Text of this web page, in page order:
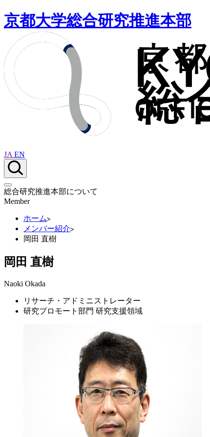
京都大学総合研究推進本部
JA EN
総合研究推進本部について
Member
ホーム
メンバー紹介
岡田 直樹
岡田 直樹
Naoki Okada
リサーチ・アドミニストレーター
研究プロモート部門 研究支援領域